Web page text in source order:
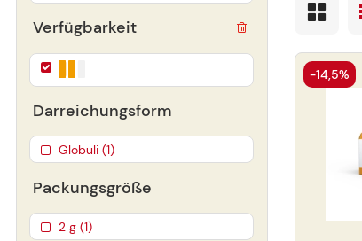
-14,5%
Verfügbarkeit
Darreichungsform
Globuli (1)
Packungsgröße
2 g (1)